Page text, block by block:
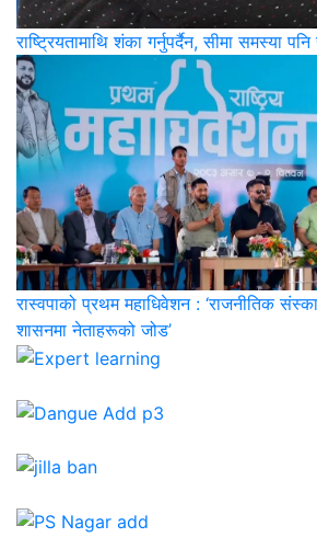
राष्ट्रियतामाथि शंका गर्नुपर्दैन, सीमा समस्या
रास्वपाको प्रथम महाधिवेशन : ‘राजनीतिक
शासनमा नेताहरूको जोड’